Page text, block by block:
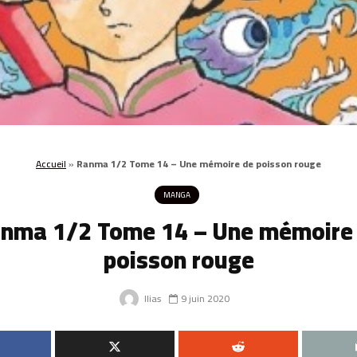
Accueil» Ranma 1/2 Tome 14 – Une mémoire de poisson rouge
MANGA
1/2 Tome 14 – Une
poisson rouge
Ilias 9 juin 2020